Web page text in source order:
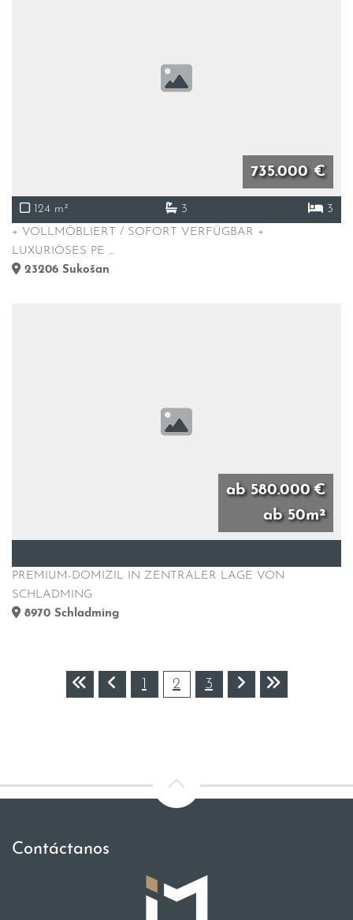
735.000 €
124 m² 3
3
+ VOLLMÖBLIERT / SOFORT VERFÜGBAR +
LUXURIÖSES PE ...
23206 Sukošan
ab 580.000 €
ab 50m²
PREMIUM-DOMIZIL IN ZENTRALER LAGE VON
SCHLADMING
8970 Schladming
1 2 3
Contáctanos